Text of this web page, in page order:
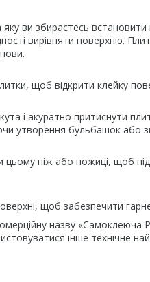
ви збираєтесь
вирівняти поверхню.
щоб відкрити клейку
і акуратно притиснути
утворення бульбашок або
ніж або ножиці, щоб
щоб забезпечити
назву «Самоклеюча
інше технічне